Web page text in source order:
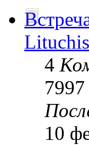
Lituchis
4
7997
10